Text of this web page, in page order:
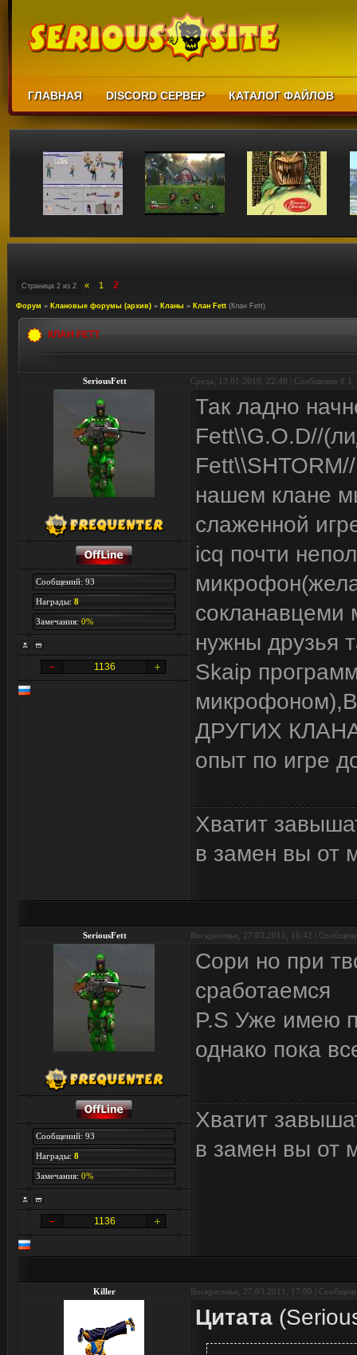
ГЛАВНАЯ DISCORD СЕРВЕР КАТАЛОГ ФАЙЛОВ
Страница 2 из 2 « 1 2
Форум » Клановые форумы (архив) » Кланы » Клан Fett (Клан Fett)
КЛАН FETT
SeriousFett Среда, 13.01.2010, 22:49 | Сообщение # 1
Сообщений: 93
Награды: 8
Замечания: 0%
1136
Так ладно
Fett\\G.O.D//
нашем клане
слаженной
icq почти
сокланавцеми
нужны
Skaip
ДРУГИХ
опыт по игре
Хватит
в замен вы от
SeriousFett Воскресенье, 27.03.2011, 16:42 |
Сообщений: 93
Награды: 8
Замечания: 0%
1136
Сори но при
сработаемся
P.S Уже имею
однако пока
Хватит
в замен вы от
Killer Воскресенье, 27.03.2011, 17:00 |
Цитата (